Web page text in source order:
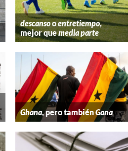
descansooentretiempo,
mejor quemedia parte
Ghana, pero tambiénGana